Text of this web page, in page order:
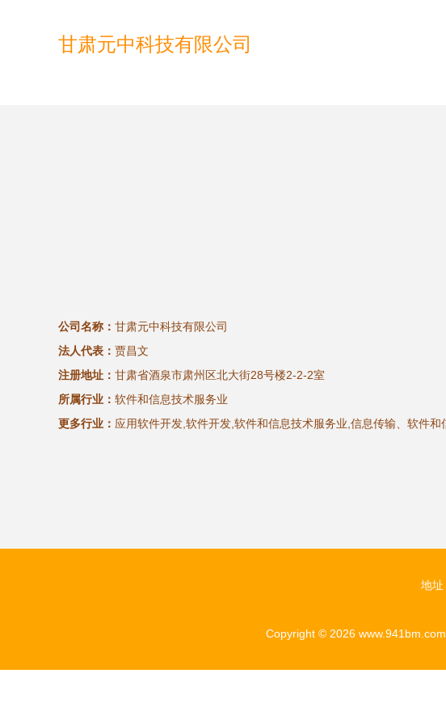
甘肃元中科技有限公司
公司名称： 甘肃元中科技有限公司
法人代表： 贾昌文
注册地址： 甘肃省酒泉市肃州区北大街28号楼2-2-2室
所属行业： 软件和信息技术服务业
更多行业： 应用软件开发,软件开发,软件和信息技术服务业,信息传输、软件和
地址
Copyright © 2026 www.941bm.com